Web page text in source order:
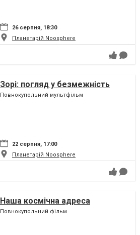
26 серпня, 18:30
Планетарій Noosphere
Зорі: погляд у безмежність
Повнокупольний мультфільм
22 серпня, 17:00
Планетарій Noosphere
Наша космічна адреса
Повнокупольний фільм